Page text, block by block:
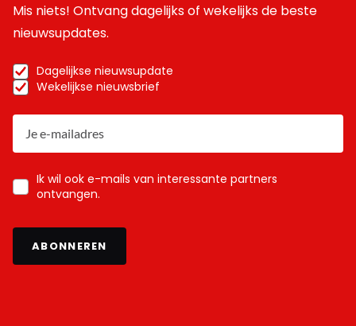
INLOGGEN
Mis niets! Ontvang dagelijks of wekelijks de beste
nieuwsupdates.
Dagelijkse nieuwsupdate
Wekelijkse nieuwsbrief
Ik wil ook e-mails van interessante partners
ontvangen.
ABONNEREN